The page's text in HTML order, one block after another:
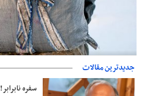
حمایت از مرزنشینان نباید به زیان تولید
وارد شود
جدیدترین مقالات
سفره نابرابر!